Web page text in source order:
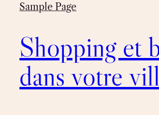
Sample Page
Shopping et
dans votre